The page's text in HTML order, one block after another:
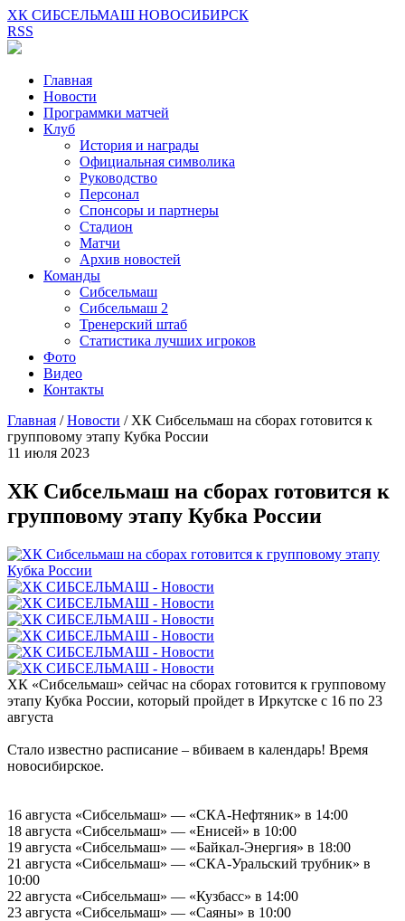
ХК СИБСЕЛЬМАШ НОВОСИБИРСК
RSS
Главная
Новости
Программки матчей
Клуб
История и награды
Официальная символика
Руководство
Персонал
Спонсоры и партнеры
Стадион
Матчи
Архив новостей
Команды
Сибсельмаш
Сибсельмаш 2
Тренерский штаб
Статистика лучших игроков
Фото
Видео
Контакты
Главная /Новости / ХК Сибсельмаш на сборах готовится к
групповому этапу Кубка России
11 июля 2023
ХК Сибсельмаш на сборах готовится к
групповому этапу Кубка России
ХК «Сибсельмаш» сейчас на сборах готовится к групповому
этапу Кубка России, который пройдет в Иркутске с 16 по 23
августа
Стало известно расписание – вбиваем в календарь! Время
новосибирское.
16 августа «Сибсельмаш» — «СКА-Нефтяник» в 14:00
18 августа «Сибсельмаш» — «Енисей» в 10:00
19 августа «Сибсельмаш» — «Байкал-Энергия» в 18:00
21 августа «Сибсельмаш» — «СКА-Уральский трубник» в
10:00
22 августа «Сибсельмаш» — «Кузбасс» в 14:00
23 августа «Сибсельмаш» — «Саяны» в 10:00